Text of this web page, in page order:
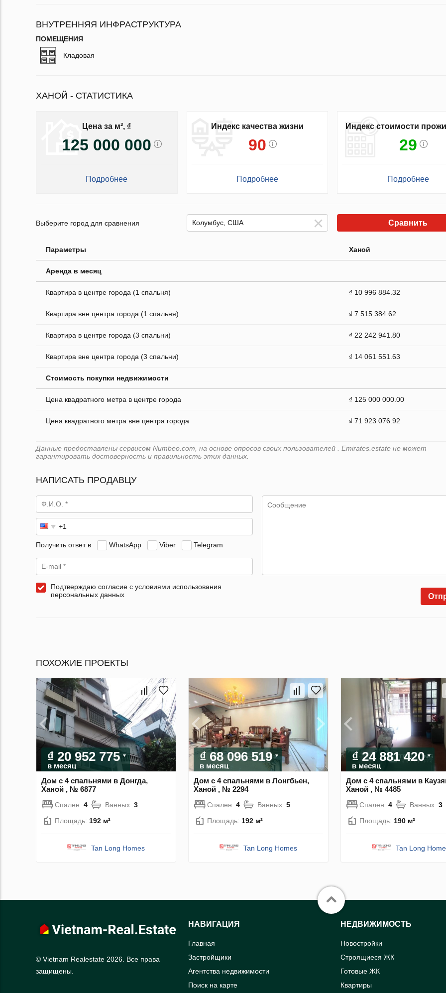
ВНУТРЕННЯЯ ИНФРАСТРУКТУРА
ПОМЕЩЕНИЯ
Кладовая
ХАНОЙ - СТАТИСТИКА
Цена за м², ₫
125 000 000
Подробнее
Индекс качества жизни
90
Подробнее
Индекс стоимости
29
Подробнее
Выберите город для сравнения Сравнить
Параметры Ханой
Аренда в месяц
Квартира в центре города (1 спальня) ₫ 10 996 884.32
Квартира вне центра города (1 спальня) ₫ 7 515 384.62
Квартира в центре города (3 спальни) ₫ 22 242 941.80
Квартира вне центра города (3 спальни) ₫ 14 061 551.63
Стоимость покупки недвижимости
Цена квадратного метра в центре города ₫ 125 000 000.00
Цена квадратного метра вне центра города ₫ 71 923 076.92
Данные предоставлены сервисом Numbeo.com, на основе опросов своих пользователей . Emirates.estate не может
гарантировать достоверность и правильность этих данных.
НАПИСАТЬ ПРОДАВЦУ
Получить ответ в WhatsApp Viber Telegram
Подтверждаю согласие с условиями использования
персональных данных
ПОХОЖИЕ ПРОЕКТЫ
₫ 20 952 775
в месяц
Дом с 4 спальнями в Донгда,
Ханой , № 6877
Спален: 4 Ванных: 3
Площадь: 192 м²
Tan Long Homes
₫ 68 096 519
в месяц
Дом с 4 спальнями в Лонгбьен,
Ханой , № 2294
Спален: 4 Ванных: 5
Площадь: 192 м²
Tan Long Homes
₫ 24 881 420
в месяц
Дом с 4 спальнями в
Ханой , № 4485
Спален: 4 Ванных: 3
Площадь: 190 м²
Tan Long
© Vietnam Realestate 2026. Все права
защищены.
НАВИГАЦИЯ
Главная
Застройщики
Агентства недвижимости
Поиск на карте
НЕДВИЖИМОСТЬ
Новостройки
Строящиеся ЖК
Готовые ЖК
Квартиры